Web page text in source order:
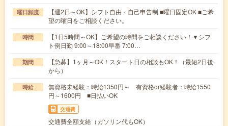
曜日頻度
【週2日～OK】シフト自由・自己申告制 ■曜日固定OK ■ご希
望の曜日をご相談ください。
時間
【1日5時間～OK】ご希望の時間をご相談ください！▼シフ
ト例日勤 9:00～18:00早番 7:00…
期間
【急募】1ヶ月～OK！スタート日の相談もOK！（最短2日後
から）
時給
無資格未経験：時給1350円～ 有資格or経験者：時給1550
円～1600円 ■日払いOK
交通費
交通費全額支給（ガソリン代もOK）